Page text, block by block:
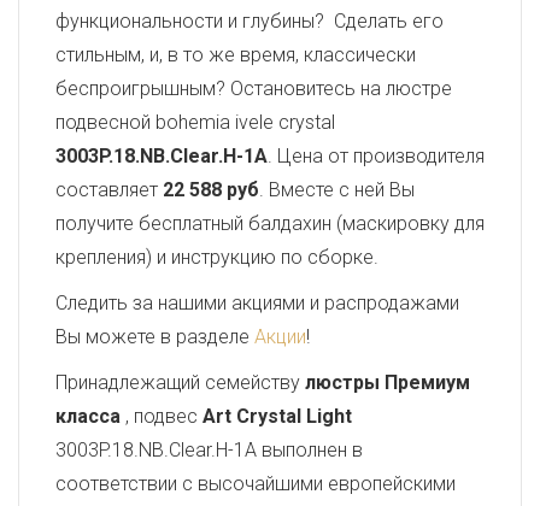
функциональности и глубины? Сделать его
стильным, и, в то же время, классически
беспроигрышным? Остановитесь на люстре
подвесной bohemia ivele crystal
3003P.18.NB.Clear.H-1A. Цена от производителя
составляет 22 588 руб. Вместе с ней Вы
получите бесплатный балдахин (маскировку для
крепления) и инструкцию по сборке.
Следить за нашими акциями и распродажами
Вы можете в разделе Акции!
Принадлежащий семейству люстры Премиум
класса , подвес Art Crystal Light
3003P.18.NB.Clear.H-1A выполнен в
соответствии с высочайшими европейскими